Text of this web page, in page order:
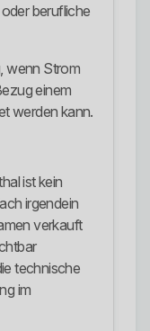
berufliche
wenn Strom
einem
werden kann.
ist kein
irgendein
verkauft
technische
im